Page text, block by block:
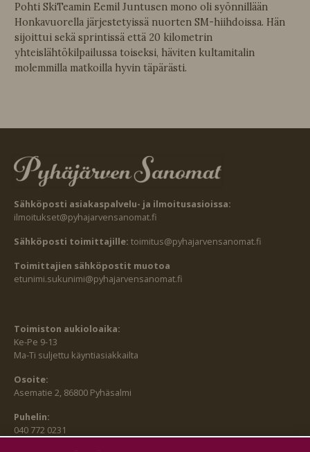
Pohti SkiTeamin Eemil Juntusen mono oli syönnillään
Honkavuorella järjestetyissä nuorten SM-hiihdoissa. Hän
sijoittui sekä sprintissä että 20 kilometrin
yhteislähtökilpailussa toiseksi, häviten kultamitalin
molemmilla matkoilla hyvin täpärästi.
Sähköposti asiakaspalvelu- ja ilmoitusasioissa:
ilmoitukset@pyhajarvensanomat.fi
Sähköposti toimittajille: toimitus@pyhajarvensanomat.fi
Toimittajien sähköpostit muotoa
etunimi.sukunimi@pyhajarvensanomat.fi
Toimiston aukioloaika:
Ke-Pe 9-13
Ma-Ti suljettu käyntiasiakkailta
Osoite:
Asematie 2, 86800 Pyhäsalmi
Puhelin:
040 772 0231